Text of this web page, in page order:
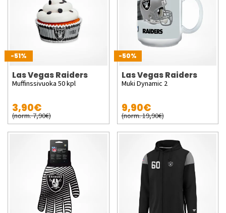
-51%
Las Vegas Raiders
Muffinssivuoka 50 kpl
3,90€
(norm. 7,90€)
-50%
Las Vegas Raiders
Muki Dynamic 2
9,90€
(norm. 19,90€)